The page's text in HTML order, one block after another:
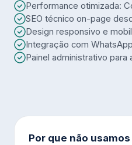
Performance otimizada:
SEO técnico on-page
Design responsivo e
Integração com
Painel administrativo
Por que não